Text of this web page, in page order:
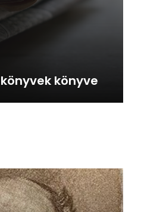
könyve